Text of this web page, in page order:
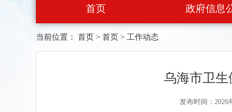
首页 政府信息
当前位置： 首页 > 首页 > 工作动态
乌海市卫
发布时间：2026